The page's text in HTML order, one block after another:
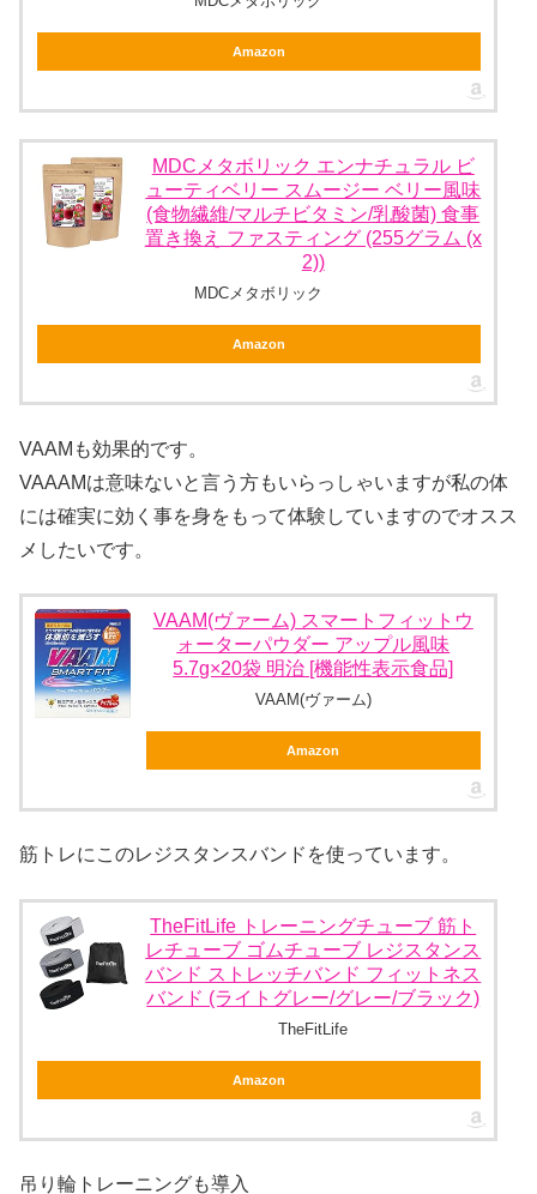
Amazon
MDCメタボリック エンナチュラル ビ
ューティベリー スムージー ベリー風味
(食物繊維/マルチビタミン/乳酸菌) 食事
置き換え ファスティング (255グラム (x
2))
MDCメタボリック
Amazon
VAAMも効果的です。
VAAAMは意味ないと言う方もいらっしゃいますが私の体
には確実に効く事を身をもって体験していますのでオスス
メしたいです。
VAAM(ヴァーム) スマートフィットウ
ォーターパウダー アップル風味
5.7g×20袋 明治 [機能性表示食品]
VAAM(ヴァーム)
Amazon
筋トレにこのレジスタンスバンドを使っています。
TheFitLife トレーニングチューブ 筋ト
レチューブ ゴムチューブ レジスタンス
バンド ストレッチバンド フィットネス
バンド (ライトグレー/グレー/ブラック)
TheFitLife
Amazon
吊り輪トレーニングも導入